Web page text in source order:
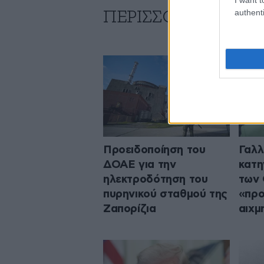
ΠΕΡΙΣΣΟΤΕΡΑ
Προειδοποίηση του
ΔΟΑΕ για την
ηλεκτροδότηση του
πυρηνικού σταθμού της
Ζαπορίζια
των